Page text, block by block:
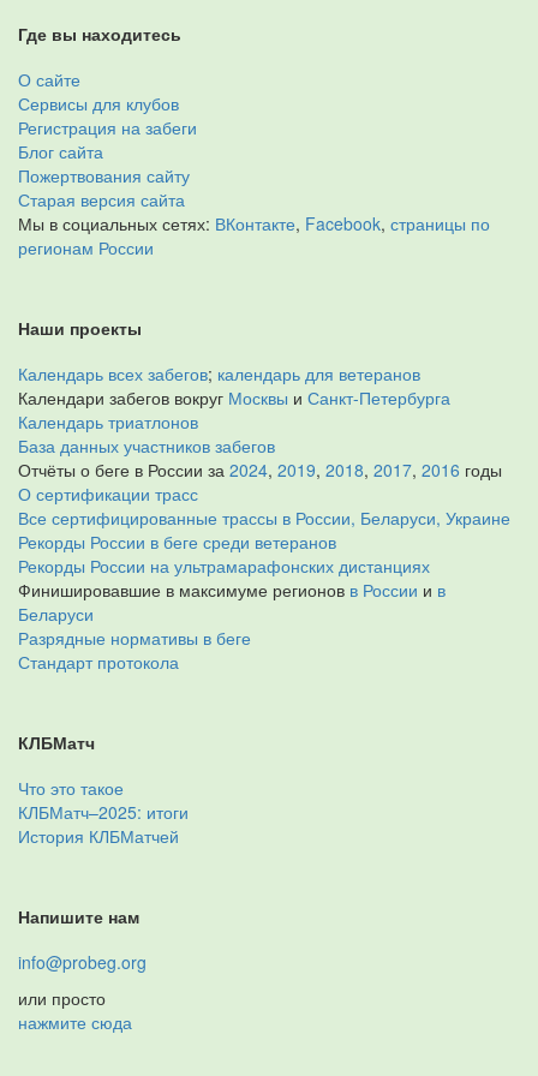
Где вы находитесь
О сайте
Сервисы для клубов
Регистрация на забеги
Блог сайта
Пожертвования сайту
Старая версия сайта
Мы в социальных сетях: ВКонтакте, Facebook, страницы по
регионам России
Наши проекты
Календарь всех забегов; календарь для ветеранов
Календари забегов вокруг Москвы и Санкт-Петербурга
Календарь триатлонов
База данных участников забегов
Отчёты о беге в России за 2024, 2019, 2018, 2017, 2016 годы
О сертификации трасс
Все сертифицированные трассы в России, Беларуси, Украине
Рекорды России в беге среди ветеранов
Рекорды России на ультрамарафонских дистанциях
Финишировавшие в максимуме регионов в России и в
Беларуси
Разрядные нормативы в беге
Стандарт протокола
КЛБМатч
Что это такое
КЛБМатч–2025: итоги
История КЛБМатчей
Напишите нам
info@probeg.org
или просто
нажмите сюда